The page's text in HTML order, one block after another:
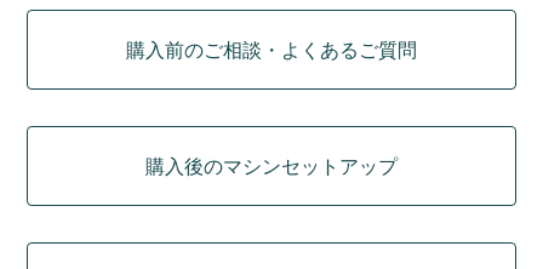
購入前のご相談・よくあるご質問
購入後のマシンセットアップ